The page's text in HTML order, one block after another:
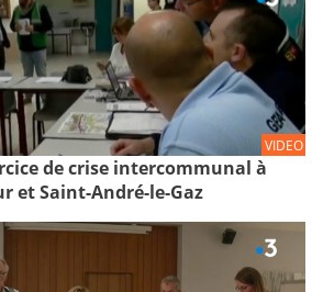
VIDEO
de crise intercommunal à
et Saint-André-le-Gaz